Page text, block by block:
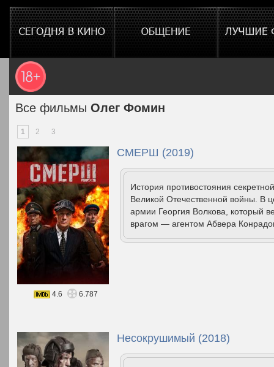
Все фильмы Олег Фомин
1 2 3
СМЕРШ (2019)
История противостояния
Великой Отечественной войны. В
армии Георгия Волкова, который
врагом — агентом Абвера
4.6 6.787
Несокрушимый (2018)